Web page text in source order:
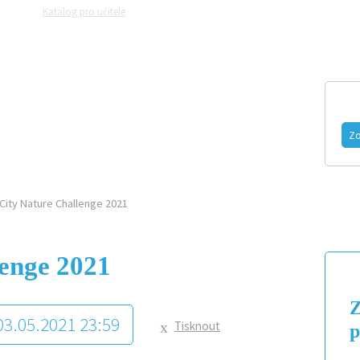
Katalog pro učitele
City Nature Challenge 2021
2021
23:59 Tisknout